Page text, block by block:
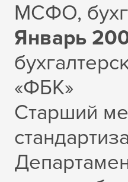
МСФО,
Январь
«ФБК»
Старший